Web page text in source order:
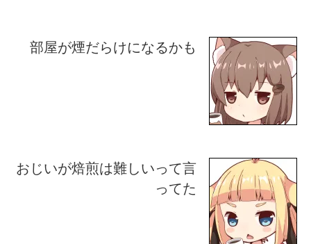
部屋が煙だらけになるかも
おじいが焙煎は難しいって言
ってた